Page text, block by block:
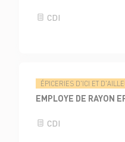
CDI
ÉPICERIES D'ICI ET
EMPLOYE DE RAYON
CDI